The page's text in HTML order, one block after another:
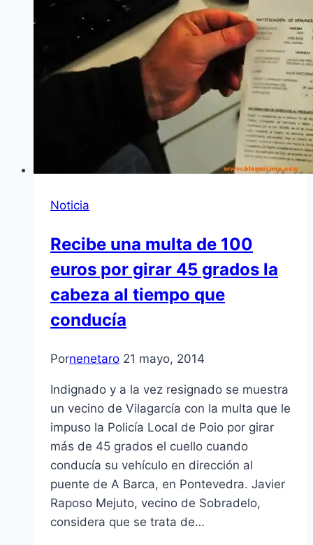
Noticia
Recibe una multa de 100
euros por girar 45 grados la
cabeza al tiempo que
conducía
Pornenetaro 21 mayo, 2014
Indignado y a la vez resignado se muestra
un vecino de Vilagarcía con la multa que le
impuso la Policía Local de Poio por girar
más de 45 grados el cuello cuando
conducía su vehículo en dirección al
puente de A Barca, en Pontevedra. Javier
Raposo Mejuto, vecino de Sobradelo,
considera que se trata de…